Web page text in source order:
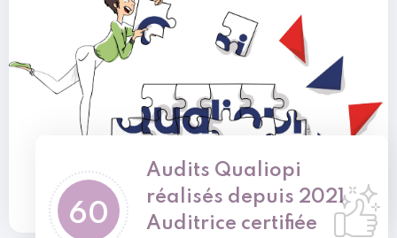
60
Audits Qualiopi
réalisés depuis 2021
Auditrice certifiée